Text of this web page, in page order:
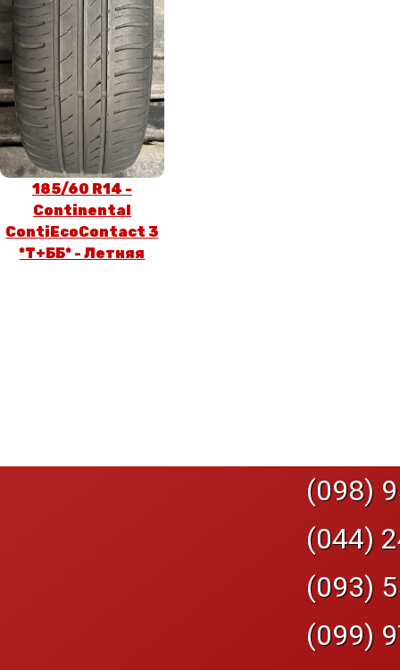
185/60 R14 -
Continental
ContiEcoContact 3
*T+ББ* - Летняя
(098)
(044)
(093)
(099)